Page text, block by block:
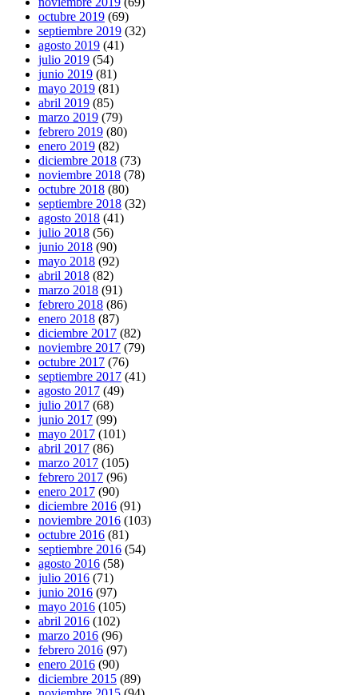
octubre 2019 (69)
septiembre 2019 (32)
agosto 2019 (41)
julio 2019 (54)
junio 2019 (81)
mayo 2019 (81)
abril 2019 (85)
marzo 2019 (79)
febrero 2019 (80)
enero 2019 (82)
diciembre 2018 (73)
noviembre 2018 (78)
octubre 2018 (80)
septiembre 2018 (32)
agosto 2018 (41)
julio 2018 (56)
junio 2018 (90)
mayo 2018 (92)
abril 2018 (82)
marzo 2018 (91)
febrero 2018 (86)
enero 2018 (87)
diciembre 2017 (82)
noviembre 2017 (79)
octubre 2017 (76)
septiembre 2017 (41)
agosto 2017 (49)
julio 2017 (68)
junio 2017 (99)
mayo 2017 (101)
abril 2017 (86)
marzo 2017 (105)
febrero 2017 (96)
enero 2017 (90)
diciembre 2016 (91)
noviembre 2016 (103)
octubre 2016 (81)
septiembre 2016 (54)
agosto 2016 (58)
julio 2016 (71)
junio 2016 (97)
mayo 2016 (105)
abril 2016 (102)
marzo 2016 (96)
febrero 2016 (97)
enero 2016 (90)
diciembre 2015 (89)